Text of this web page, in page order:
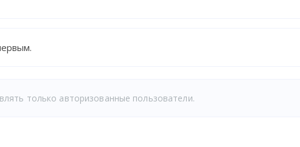
только авторизованные пользователи.